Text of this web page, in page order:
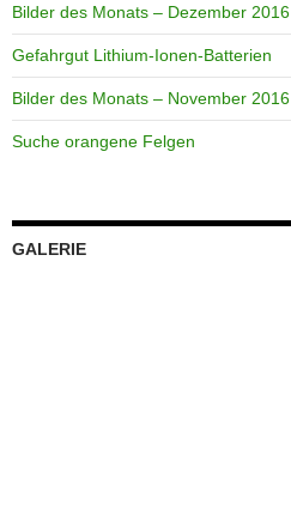
Bilder des Monats – Dezember 2016
Gefahrgut Lithium-Ionen-Batterien
Bilder des Monats – November 2016
Suche orangene Felgen
GALERIE